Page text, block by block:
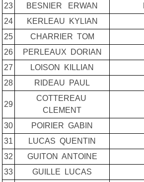
23
BESNIER ERWAN
24
KERLEAU KYLIAN
25
CHARRIER TOM
26
PERLEAUX DORIAN
27
LOISON KILLIAN
28
RIDEAU PAUL
29
COTTEREAU
CLEMENT
30 POIRIER GABIN
31
LUCAS QUENTIN
32
GUITON ANTOINE
33
GUILLE LUCAS